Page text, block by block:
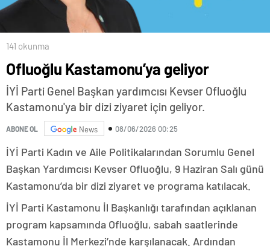
141 okunma
Ofluoğlu Kastamonu’ya geliyor
İYİ Parti Genel Başkan yardımcısı Kevser Ofluoğlu
Kastamonu'ya bir dizi ziyaret için geliyor.
ABONE OL News 08/06/2026 00:25
İYİ Parti Kadın ve Aile Politikalarından Sorumlu Genel
Başkan Yardımcısı Kevser Ofluoğlu, 9 Haziran Salı günü
Kastamonu’da bir dizi ziyaret ve programa katılacak.
İYİ Parti Kastamonu İl Başkanlığı tarafından açıklanan
program kapsamında Ofluoğlu, sabah saatlerinde
Kastamonu İl Merkezi’nde karşılanacak. Ardından